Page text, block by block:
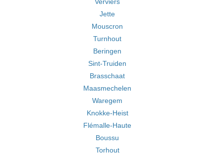
Jette
Mouscron
Turnhout
Beringen
Sint-Truiden
Brasschaat
Maasmechelen
Waregem
Knokke-Heist
Flémalle-Haute
Boussu
Torhout